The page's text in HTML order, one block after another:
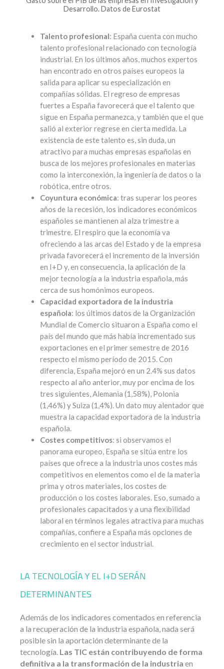
Desarrollo. Datos de Eurostat
Talento profesional: España cuenta con mucho
talento profesional relacionado con tecnología
industrial. En los últimos años, muchos expertos
han encontrado en otros países europeos la
salida para aplicar su especialización en
compañías sólidas. El regreso de empresas
fuertes a España favorecerá que el talento que
sigue en España permanezca, y también que el que
salió al exterior regrese en cierta medida. La
existencia de este talento es, sin duda, un
atractivo para muchas empresas españolas en
busca de los mejores profesionales en materias
como la interconexión, la ingeniería de datos o la
robótica, entre otros.
Coyuntura económica: tras superar los peores
años de la recesión, los indicadores económicos
españoles se mantienen al alza trimestre a
trimestre. El respiro que la economía va
ofreciendo a las arcas del Estado y de la empresa
privada favorecerá el incremento de la inversión
en I+D y, en consecuencia, la aplicación de la
mejor tecnología a la industria española, más
cerca de sus homónimos europeos.
Capacidad exportadora de la industria
española: los últimos datos de la Organización
Mundial de Comercio situaron a España como el
país del mundo que más había incrementado sus
exportaciones en el primer semestre de 2016
respecto el mismo período de 2015. Con
diferencia, España mejoró en un 2.4% sus datos
respecto al año anterior, muy por encima de los
tres siguientes, Alemania (1,58%), Polonia
(1,46%) y Suiza (1,4%). Un dato muy alentador que
muestra la capacidad exportadora de la industria
española.
Costes competitivos: si observamos el
panorama europeo, España se sitúa entre los
países que ofrece a la industria unos costes más
competitivos en elementos como el de la materia
prima y otros materiales, los costes de
producción o los costes laborales. Eso, sumado a
profesionales capacitados y a una flexibilidad
laboral en términos legales atractiva para muchas
compañías, confiere a España más opciones de
crecimiento en el sector industrial.
LA TECNOLOGÍA Y EL I+D SERÁN
DETERMINANTES
Además de los indicadores comentados en referencia
a la recuperación de la industria española, nada será
posible sin la aportación determinante de la
tecnología. Las TIC están contribuyendo de forma
definitiva a la transformación de la industria en